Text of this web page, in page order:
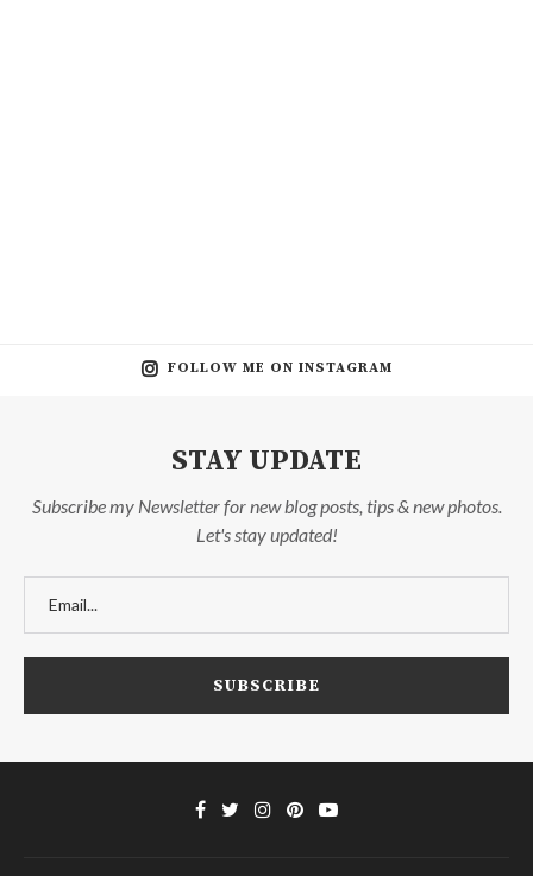
FOLLOW ME ON INSTAGRAM
STAY UPDATE
Subscribe my Newsletter for new blog posts, tips & new photos.
Let's stay updated!